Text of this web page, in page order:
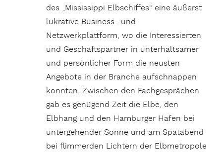
des „Mississippi Elbschiffes“ eine äußerst
lukrative Business- und
Netzwerkplattform, wo die Interessierten
und Geschäftspartner in unterhaltsamer
und persönlicher Form die neusten
Angebote in der Branche aufschnappen
konnten. Zwischen den Fachgesprächen
gab es genügend Zeit die Elbe, den
Elbhang und den Hamburger Hafen bei
untergehender Sonne und am Spätabend
bei flimmerden Lichtern der Elbmetropole